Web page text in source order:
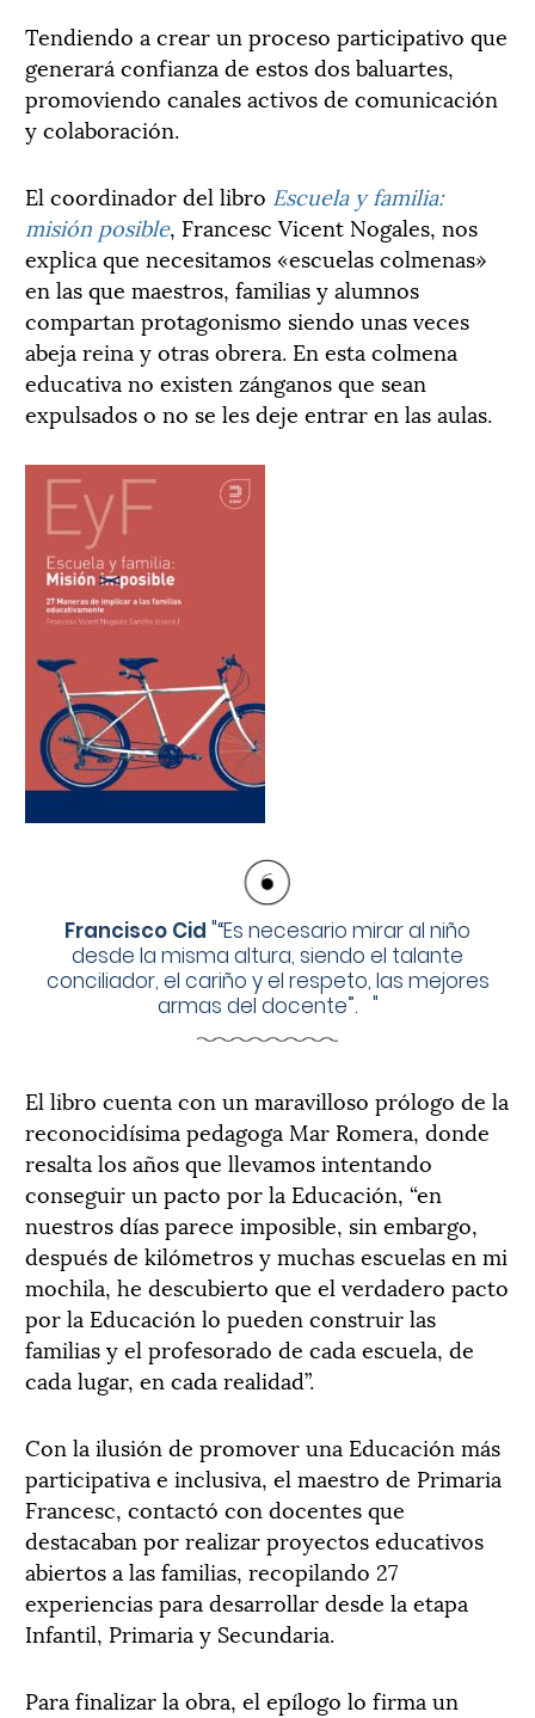
Tendiendo a crear un proceso participativo que
generará confianza de estos dos baluartes,
promoviendo canales activos de comunicación
y colaboración.
El coordinador del libro Escuela y familia:
misión posible, Francesc Vicent Nogales, nos
explica que necesitamos «escuelas colmenas»
en las que maestros, familias y alumnos
compartan protagonismo siendo unas veces
abeja reina y otras obrera. En esta colmena
educativa no existen zánganos que sean
expulsados o no se les deje entrar en las aulas.
Francisco Cid "“Es necesario mirar al niño
desde la misma altura, siendo el talante
conciliador, el cariño y el respeto, las mejores
armas del docente”. "
El libro cuenta con un maravilloso prólogo de la
reconocidísima pedagoga Mar Romera, donde
resalta los años que llevamos intentando
conseguir un pacto por la Educación, “en
nuestros días parece imposible, sin embargo,
después de kilómetros y muchas escuelas en mi
mochila, he descubierto que el verdadero pacto
por la Educación lo pueden construir las
familias y el profesorado de cada escuela, de
cada lugar, en cada realidad”.
Con la ilusión de promover una Educación más
participativa e inclusiva, el maestro de Primaria
Francesc, contactó con docentes que
destacaban por realizar proyectos educativos
abiertos a las familias, recopilando 27
experiencias para desarrollar desde la etapa
Infantil, Primaria y Secundaria.
Para finalizar la obra, el epílogo lo firma un